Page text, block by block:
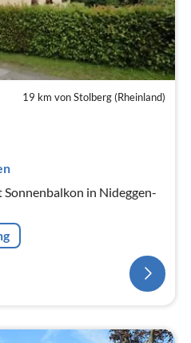
19 km von Stolberg (Rheinland)
in Nideggen-